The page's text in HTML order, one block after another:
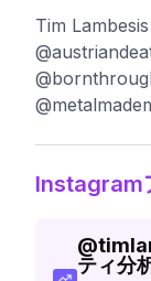
Tim
Instagram
@
ティ分